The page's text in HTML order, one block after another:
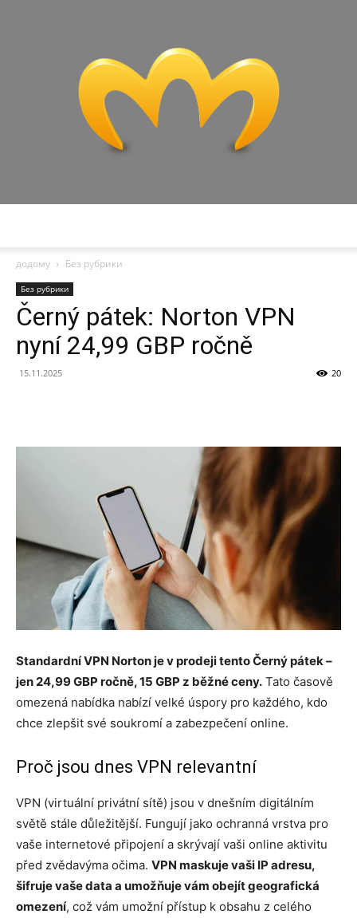
додому
Без рубрики
Без рубрики
Černý pátek: Norton VPN
nyní 24,99 GBP ročně
15.11.2025 20
Standardní VPN Norton je v prodeji tento Černý pátek –
jen 24,99 GBP ročně, 15 GBP z běžné ceny. Tato časově
omezená nabídka nabízí velké úspory pro každého, kdo
chce zlepšit své soukromí a zabezpečení online.
Proč jsou dnes VPN relevantní
VPN (virtuální privátní sítě) jsou v dnešním digitálním
světě stále důležitější. Fungují jako ochranná vrstva pro
vaše internetové připojení a skrývají vaši online aktivitu
před zvědavýma očima. VPN maskuje vaši IP adresu,
šifruje vaše data a umožňuje vám obejít geografická
omezení, což vám umožní přístup k obsahu z celého